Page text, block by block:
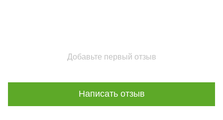
Добавьте первый отзыв
Написать отзыв